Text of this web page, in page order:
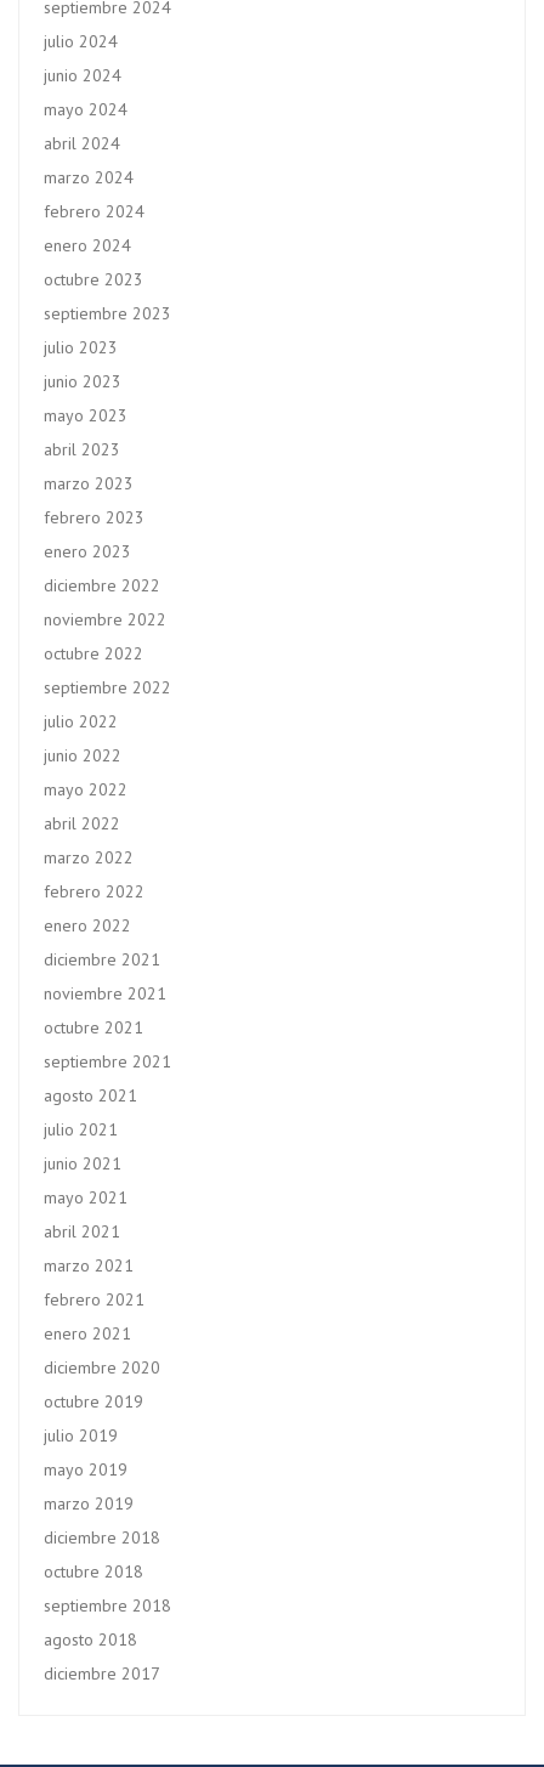
septiembre 2024
julio 2024
junio 2024
mayo 2024
abril 2024
marzo 2024
febrero 2024
enero 2024
octubre 2023
septiembre 2023
julio 2023
junio 2023
mayo 2023
abril 2023
marzo 2023
febrero 2023
enero 2023
diciembre 2022
noviembre 2022
octubre 2022
septiembre 2022
julio 2022
junio 2022
mayo 2022
abril 2022
marzo 2022
febrero 2022
enero 2022
diciembre 2021
noviembre 2021
octubre 2021
septiembre 2021
agosto 2021
julio 2021
junio 2021
mayo 2021
abril 2021
marzo 2021
febrero 2021
enero 2021
diciembre 2020
octubre 2019
julio 2019
mayo 2019
marzo 2019
diciembre 2018
octubre 2018
septiembre 2018
agosto 2018
diciembre 2017